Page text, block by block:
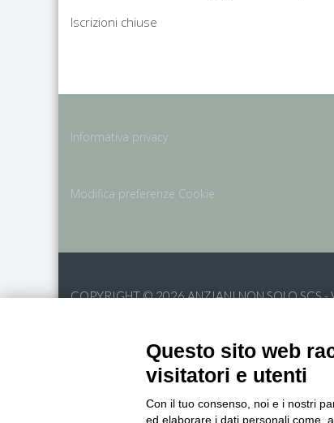
Iscrizioni chiuse
Informativa privacy
Modifica preferenze Cookie
COPYRIGHT © 2026ANZIANI NON SOLO SCS
Questo sito web
visitatori e utenti
Con il tuo consenso, noi e i nostri
ed elaborare i dati personali come,